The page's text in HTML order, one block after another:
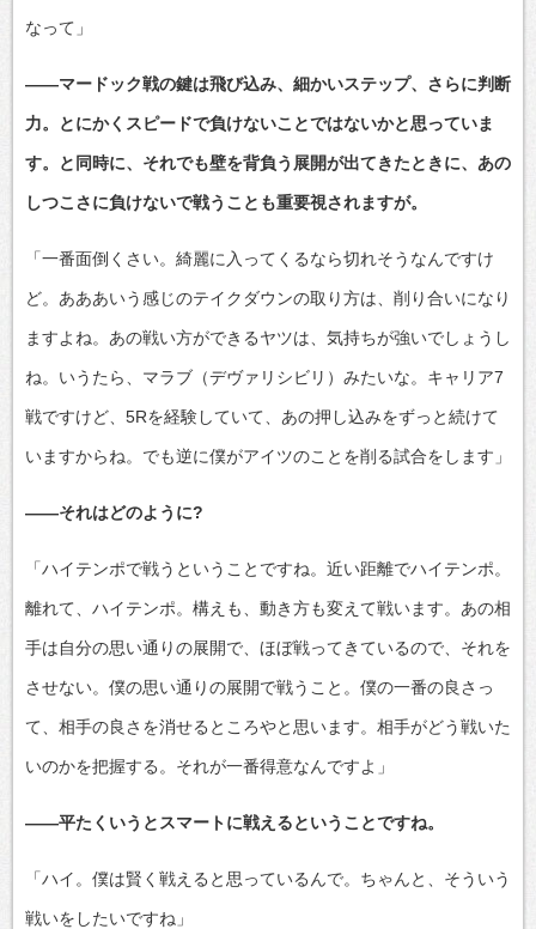
なって」
――マードック戦の鍵は飛び込み、細かいステップ、さらに判断
力。とにかくスピードで負けないことではないかと思っていま
す。と同時に、それでも壁を背負う展開が出てきたときに、あの
しつこさに負けないで戦うことも重要視されますが。
「一番面倒くさい。綺麗に入ってくるなら切れそうなんですけ
ど。あああいう感じのテイクダウンの取り方は、削り合いになり
ますよね。あの戦い方ができるヤツは、気持ちが強いでしょうし
ね。いうたら、マラブ（デヴァリシビリ）みたいな。キャリア7
戦ですけど、5Rを経験していて、あの押し込みをずっと続けて
いますからね。でも逆に僕がアイツのことを削る試合をします」
――それはどのように?
「ハイテンポで戦うということですね。近い距離でハイテンポ。
離れて、ハイテンポ。構えも、動き方も変えて戦います。あの相
手は自分の思い通りの展開で、ほぼ戦ってきているので、それを
させない。僕の思い通りの展開で戦うこと。僕の一番の良さっ
て、相手の良さを消せるところやと思います。相手がどう戦いた
いのかを把握する。それが一番得意なんですよ」
――平たくいうとスマートに戦えるということですね。
「ハイ。僕は賢く戦えると思っているんで。ちゃんと、そういう
戦いをしたいですね」